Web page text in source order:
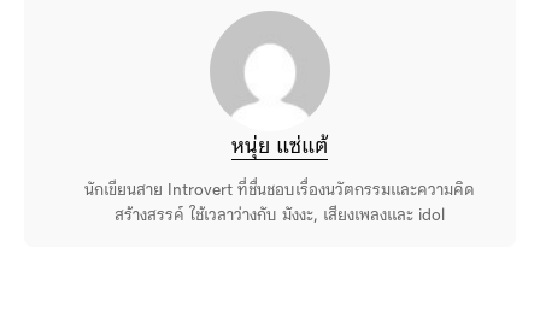
หนุ่ย แซ่แต้
นักเขียนสาย Introvert ที่ชื่นชอบเรื่องนวัตกรรมและความคิด
สร้างสรรค์ ใช้เวลาว่างกับ มังงะ, เสียงเพลงและ idol